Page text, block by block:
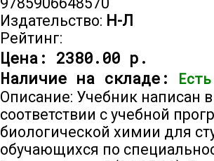
Издательство: Н-Л
Рейтинг:
Цена: 2380.00 р.
Наличие на складе:
Описание: Учебник написан в
соответствии с учебной
биологической химии для
обучающихся по